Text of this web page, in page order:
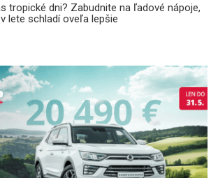
tropické dni? Zabudnite na ľadové nápoje,
lete schladí oveľa lepšie